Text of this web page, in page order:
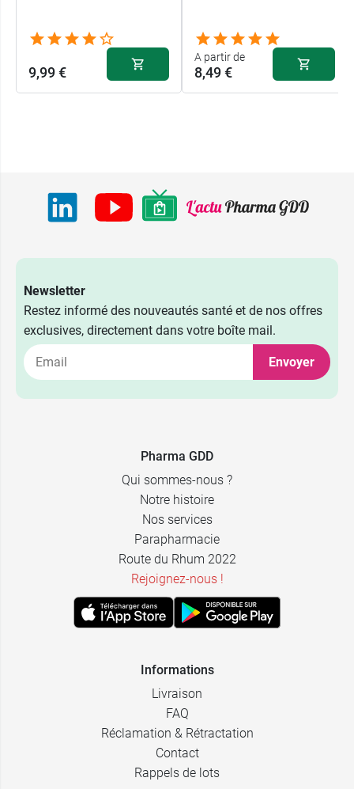
9,99 €
Azur
Champagne 9,99 €
Flanelle
9,99 €
A partir de
8,49 €
30
comprimés
60
comprimés
14,99 €
Newsletter
Restez informé des nouveautés santé et de nos offres
exclusives, directement dans votre boîte mail.
Envoyer
Pharma GDD
Qui sommes-nous ?
Notre histoire
Nos services
Parapharmacie
Route du Rhum 2022
Rejoignez-nous !
Informations
Livraison
FAQ
Réclamation & Rétractation
Contact
Rappels de lots